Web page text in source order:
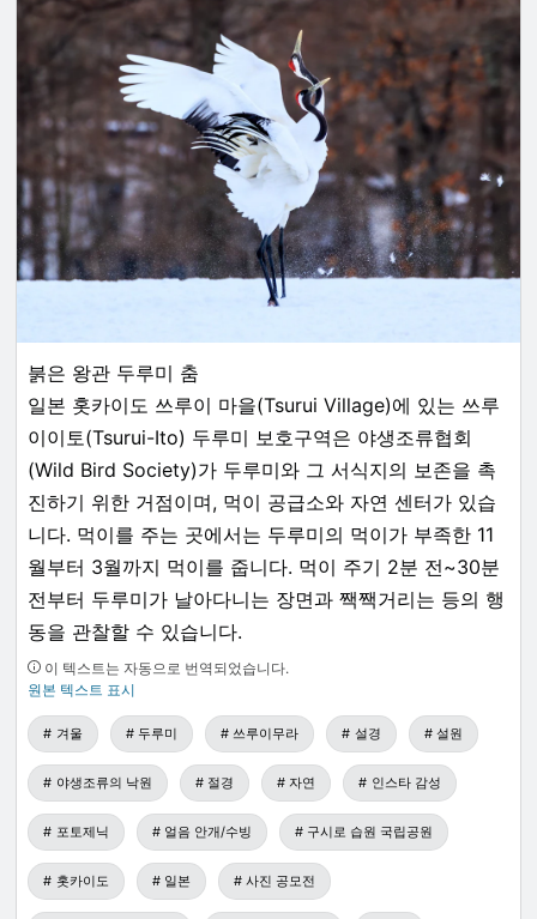
붉은 왕관 두루미 춤
일본 홋카이도 쓰루이 마을(Tsurui Village)에 있는 쓰루
이이토(Tsurui-Ito) 두루미 보호구역은 야생조류협회
(Wild Bird Society)가 두루미와 그 서식지의 보존을 촉
진하기 위한 거점이며, 먹이 공급소와 자연 센터가 있습
니다. 먹이를 주는 곳에서는 두루미의 먹이가 부족한 11
월부터 3월까지 먹이를 줍니다. 먹이 주기 2분 전~30분
전부터 두루미가 날아다니는 장면과 짹짹거리는 등의 행
동을 관찰할 수 있습니다.
이 텍스트는 자동으로 번역되었습니다.
원본 텍스트 표시
겨울 두루미 쓰루이무라 설경 설원
야생조류의 낙원 절경 자연 인스타 감성
포토제닉 얼음 안개/수빙 구시로 습원 국립공원
홋카이도 일본 사진 공모전